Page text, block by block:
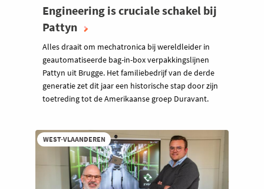
Engineering is cruciale schakel bij
Pattyn
Alles draait om mechatronica bij wereldleider in
geautomatiseerde bag-in-box verpakkingslijnen
Pattyn uit Brugge. Het familiebedrijf van de derde
generatie zet dit jaar een historische stap door zijn
toetreding tot de Amerikaanse groep Duravant.
WEST-VLAANDEREN